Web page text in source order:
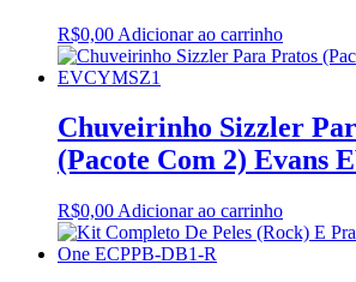
R$0,00 Adicionar ao carrinho
Chuveirinho Sizzler
(Pacote Com 2) Evans
R$0,00 Adicionar ao carrinho